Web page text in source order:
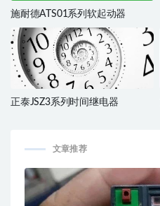
施耐德ATS01系列软起动器
正泰JSZ3系列时间继电器
文章推荐